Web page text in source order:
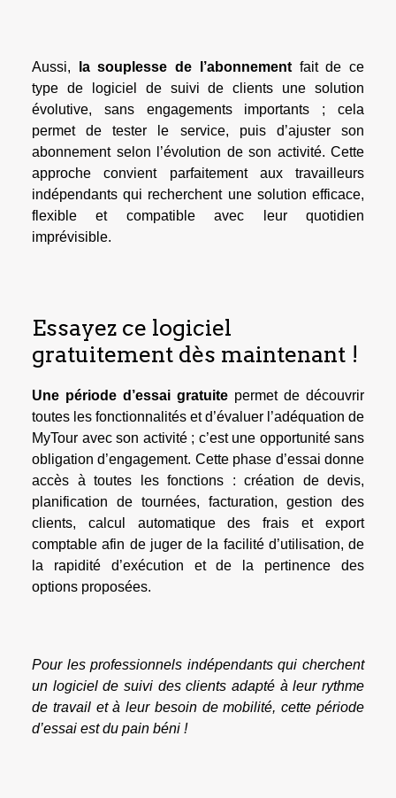
Aussi, la souplesse de l’abonnementfait de ce
type de logiciel de suivi de clients une solution
évolutive, sans engagements importants ; cela
permet de tester le service, puis d’ajuster son
abonnement selon l’évolution de son activité. Cette
approche convient parfaitement aux travailleurs
indépendants qui recherchent une solution efficace,
flexible et compatible avec leur quotidien
imprévisible.
Essayez ce logiciel
gratuitement dès maintenant !
Une période d’essai gratuite permet de découvrir
toutes les fonctionnalités et d’évaluer l’adéquation de
MyTour avec son activité ; c’est une opportunité sans
obligation d’engagement. Cette phase d’essai donne
accès à toutes les fonctions : création de devis,
planification de tournées, facturation, gestion des
clients, calcul automatique des frais et export
comptable afin de juger de la facilité d’utilisation, de
la rapidité d’exécution et de la pertinence des
options proposées.
Pour les professionnels indépendants qui cherchent
un logiciel de suivi des clients adapté à leur rythme
de travail et à leur besoin de mobilité, cette période
d’essai est du pain béni !